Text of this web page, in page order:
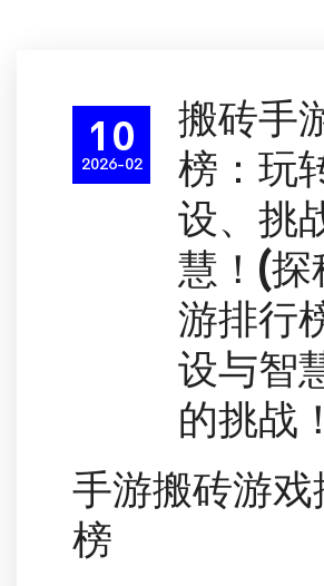
10
2026-02
搬砖手
榜：玩
设、挑
慧！(探
游排行
设与智
的挑战
手游搬砖游戏
榜